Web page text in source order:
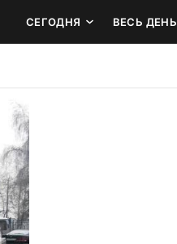
СЕГОДНЯ ВЕСЬ ДЕНЬ